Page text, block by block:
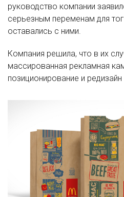
руководство компании
серьезным переменам для
оставались с ними.
Компания решила, что в их
массированная рекламная
позиционирование и